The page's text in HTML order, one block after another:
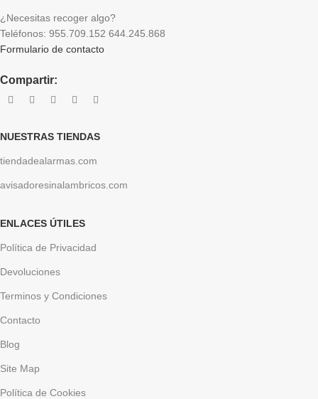
¿Necesitas recoger algo?
Teléfonos: 955.709.152 644.245.868
Formulario de contacto
Compartir:
NUESTRAS TIENDAS
tiendadealarmas.com
avisadoresinalambricos.com
ENLACES ÚTILES
Política de Privacidad
Devoluciones
Terminos y Condiciones
Contacto
Blog
Site Map
Política de Cookies